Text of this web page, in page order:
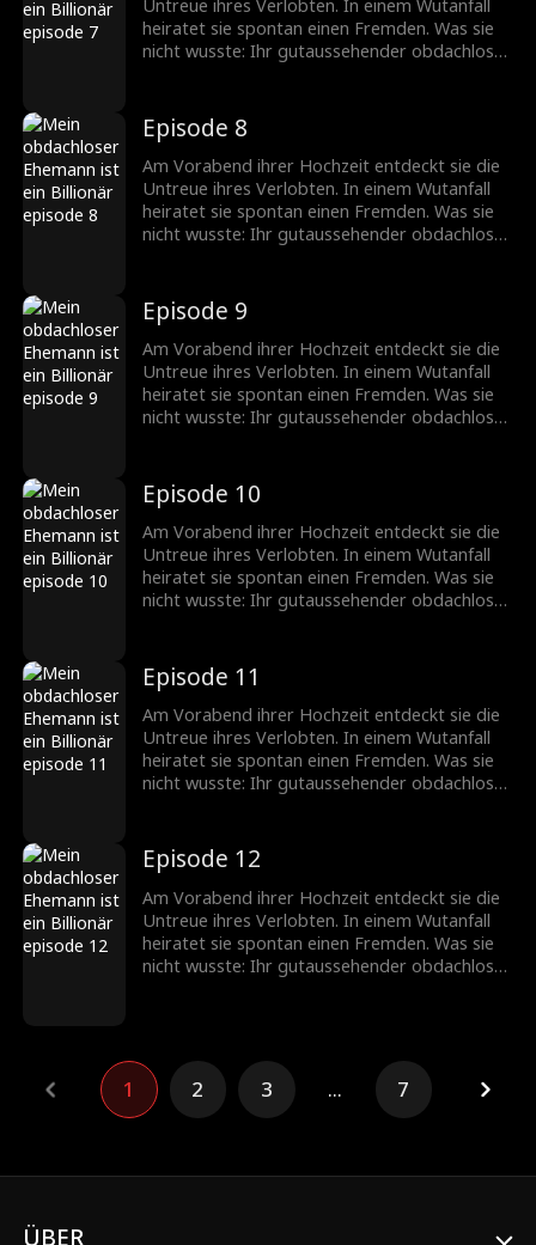
Untreue ihres Verlobten. In einem Wutanfall
heiratet sie spontan einen Fremden. Was sie
nicht wusste: Ihr gutaussehender obdachloser
Episode 8
Am Vorabend ihrer Hochzeit entdeckt sie die
Untreue ihres Verlobten. In einem Wutanfall
heiratet sie spontan einen Fremden. Was sie
nicht wusste: Ihr gutaussehender obdachloser
Episode 9
Am Vorabend ihrer Hochzeit entdeckt sie die
Untreue ihres Verlobten. In einem Wutanfall
heiratet sie spontan einen Fremden. Was sie
nicht wusste: Ihr gutaussehender obdachloser
Episode 10
Am Vorabend ihrer Hochzeit entdeckt sie die
Untreue ihres Verlobten. In einem Wutanfall
heiratet sie spontan einen Fremden. Was sie
nicht wusste: Ihr gutaussehender obdachloser
Episode 11
Am Vorabend ihrer Hochzeit entdeckt sie die
Untreue ihres Verlobten. In einem Wutanfall
heiratet sie spontan einen Fremden. Was sie
nicht wusste: Ihr gutaussehender obdachloser
Episode 12
Am Vorabend ihrer Hochzeit entdeckt sie die
Untreue ihres Verlobten. In einem Wutanfall
heiratet sie spontan einen Fremden. Was sie
nicht wusste: Ihr gutaussehender obdachloser
1 2 3 ... 7
ÜBER